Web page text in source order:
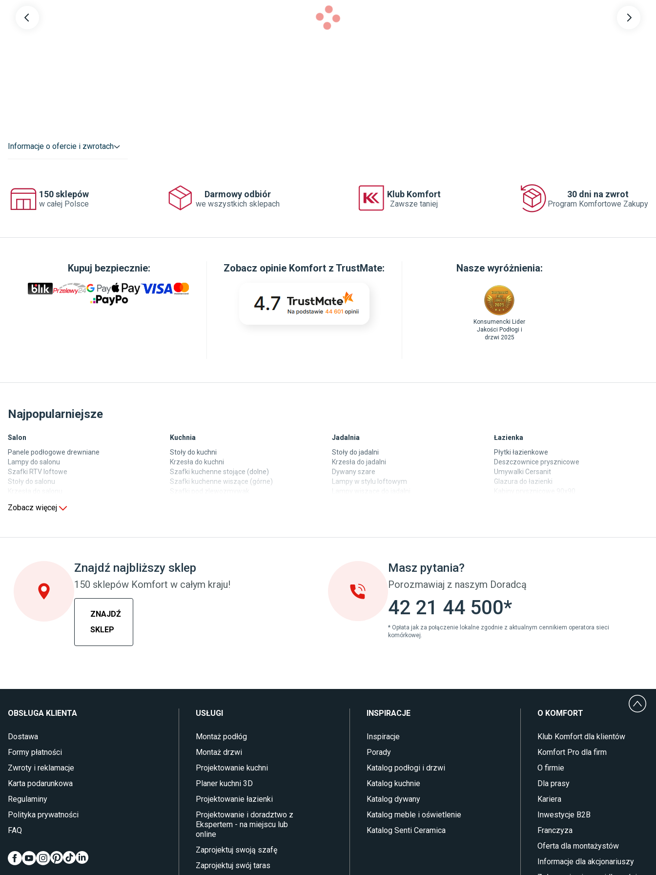
Informacje o ofercie i zwrotach
150 sklepów
w całej Polsce
Darmowy odbiór
we wszystkich sklepach
Klub Komfort
Zawsze taniej
30 dni na zwrot
Program Komfortowe Zakupy
Kupuj bezpiecznie: Zobacz opinie Komfort z TrustMate: Nasze wyróżnienia:
Konsumencki Lider
Jakości Podłogi i
drzwi 2025
Najpopularniejsze
Salon
Panele podłogowe drewniane
Lampy do salonu
Szafki RTV loftowe
Stoły do salonu
Kuchnia
Stoły do kuchni
Krzesła do kuchni
Szafki kuchenne stojące (dolne)
Szafki kuchenne wiszące (górne)
Jadalnia
Stoły do jadalni
Krzesła do jadalni
Dywany szare
Lampy w stylu loftowym
Łazienka
Płytki łazienkowe
Deszczownice prysznicowe
Umywalki Cersanit
Glazura do łazienki
Wykładzina do sypialni
Kinkiety do sypialni
Wykładziny do pokoju dziecięcego
Szafy dla dzieci
Łóżka dla dziecka (młodzieżowe)
Lampy w stylu młodzieżowym
Deski tarasowe kompozytowe
Lampy stojące LED
Płytki betonowe
Glazura
Płytki marmurowe
Zobacz więcej
Znajdź najbliższy sklep
150 sklepów Komfort w całym kraju!
ZNAJDŹ
SKLEP
Masz pytania?
Porozmawiaj z naszym Doradcą
42 21 44 500*
* Opłata jak za połączenie lokalne zgodnie z aktualnym cennikiem operatora sieci
komórkowej.
OBSŁUGA KLIENTA
Dostawa
Formy płatności
Zwroty i reklamacje
Karta podarunkowa
Regulaminy
Polityka prywatności
FAQ
USŁUGI
Montaż podłóg
Montaż drzwi
Projektowanie kuchni
Planer kuchni 3D
Projektowanie łazienki
Projektowanie i doradztwo z
Ekspertem - na miejscu lub
online
Zaprojektuj swoją szafę
Zaprojektuj swój taras
INSPIRACJE
Inspiracje
Porady
Katalog podłogi i drzwi
Katalog kuchnie
Katalog dywany
Katalog meble i oświetlenie
Katalog Senti Ceramica
O KOMFORT
Klub Komfort dla klientów
Komfort Pro dla firm
O firmie
Dla prasy
Kariera
Inwestycje B2B
Franczyza
Oferta dla montażystów
Informacje dla akcjonariuszy